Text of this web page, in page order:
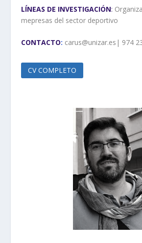
LÍNEAS DE INVESTIGACIÓN:
mepresas del sector deportivo
CONTACTO: carus@unizar.es| 974
CV COMPLETO